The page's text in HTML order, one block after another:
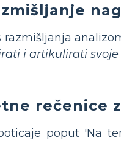
razmišljanja
i artikulirati svoje
rečenice
poput 'Na